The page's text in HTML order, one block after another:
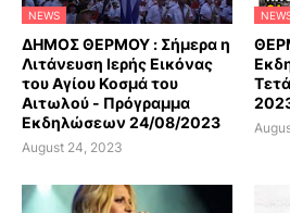
NEWS
ΔΗΜΟΣ ΘΕΡΜΟΥ : Σήμερα η
Λιτάνευση Ιερής Εικόνας
του Αγίου Κοσμά του
Αιτωλού - Πρόγραμμα
Εκδηλώσεων 24/08/2023
August 24, 2023